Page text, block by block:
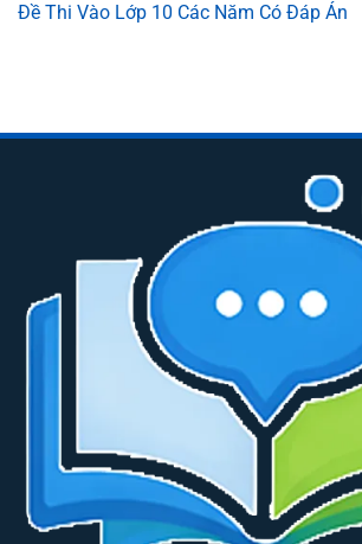
Đề Thi Vào Lớp 10 Các Năm Có Đáp Án